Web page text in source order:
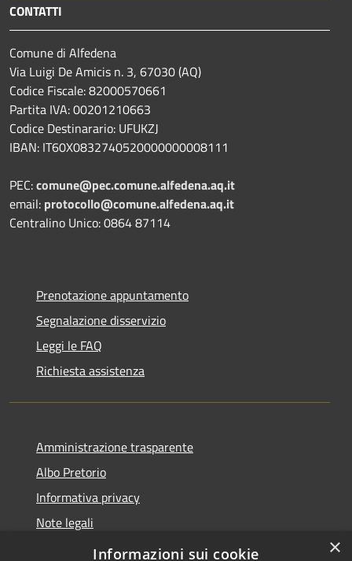
CONTATTI
Comune di Alfedena
Via Luigi De Amicis n. 3, 67030 (AQ)
Codice Fiscale: 82000570661
Partita IVA: 00201210663
Codice Destinarario: UFUKZJ
IBAN: IT60X0832740520000000008111
PEC:comune@pec.comune.alfedena.aq.it
email: protocollo@comune.alfedena.aq.it
Centralino Unico: 0864 87114
Prenotazione appuntamento
Segnalazione disservizio
Leggi le FAQ
Richiesta assistenza
Amministrazione trasparente
Albo Pretorio
Informativa privacy
Note legali
Dichiarazione di accessibilità
×
Informazioni sui cookie